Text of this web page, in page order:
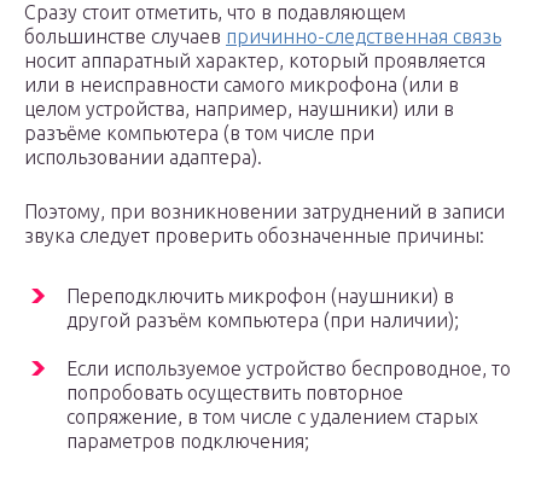
Сразу стоит отметить, что в подавляющем
большинстве случаев причинно-следственная связь
носит аппаратный характер, который проявляется
или в неисправности самого микрофона (или в
целом устройства, например, наушники) или в
разъёме компьютера (в том числе при
использовании адаптера).
Поэтому, при возникновении затруднений в записи
звука следует проверить обозначенные причины:
Переподключить микрофон (наушники) в
другой разъём компьютера (при наличии);
Если используемое устройство беспроводное, то
попробовать осуществить повторное
сопряжение, в том числе с удалением старых
параметров подключения;